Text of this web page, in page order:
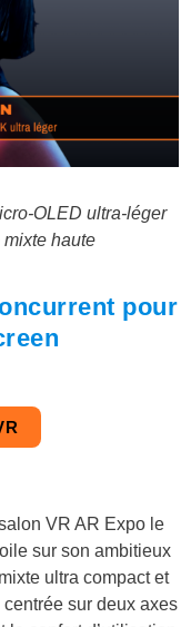
OLED ultra-léger
haute
pour
VR AR Expo le
sur son ambitieux
ultra compact et
sur deux axes